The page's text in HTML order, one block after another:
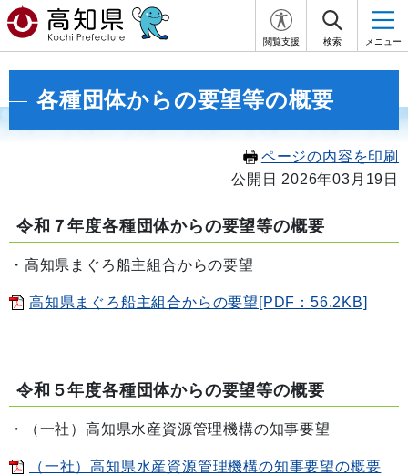
閲覧支援 検索 メニュー
各種団体からの要望等の概要
ページの内容を印刷
公開日 2026年03月19日
令和７年度各種団体からの要望等の概要
・高知県まぐろ船主組合からの要望
高知県まぐろ船主組合からの要望[PDF：56.2KB]
令和５年度各種団体からの要望等の概要
・（一社）高知県水産資源管理機構の知事要望
（一社）高知県水産資源管理機構の知事要望の概要